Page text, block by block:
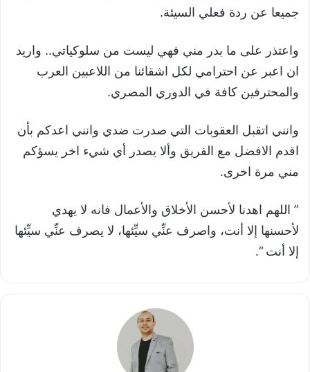
جميعا عن ردة فعلي السيئة.
واعتذر على ما بدر مني فهي ليست من سلوكياتي.. واريد
ان اعبر عن احترامي لكل اشقائنا من اللاعبين العرب
والمحترفين كافة في الدوري المصري.
وانني اتقبل العقوبات التي صدرت ضدي وانني اعدكم بأن
اقدم الافضل مع الفريق وألا يصدر أي شيء اخر يسؤكم
مني مرة اخرى.
” اللهم اهدنا لأحسن الأخلاق والأعمال فانه لا يهدي
لأحسنها إلا أنت، واصرف عنِّي سيِّئها، لا يصرف عنِّي سيِّئها
إلا أنت “.